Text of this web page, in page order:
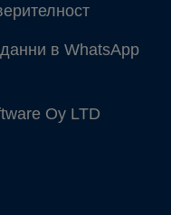
в WhatsApp
Oy LTD